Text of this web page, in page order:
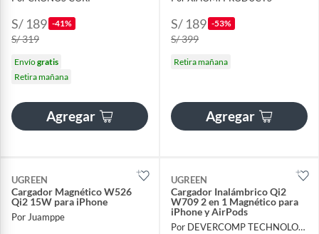
S/ 189 -41%
S/ 319
Envíogratis
Retira mañana
Agregar
S/ 189 -53%
S/ 399
Retira mañana
Agregar
UGREEN
Cargador Magnético W526
Qi2 15W para iPhone
Por Juamppe
UGREEN
Cargador Inalámbrico Qi2
W709 2 en 1 Magnético para
iPhone y AirPods
Por DEVERCOMP TECHNOLOGY